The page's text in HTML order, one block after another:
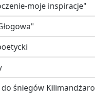
moje inspiracje"
śniegów Kilimandżaro